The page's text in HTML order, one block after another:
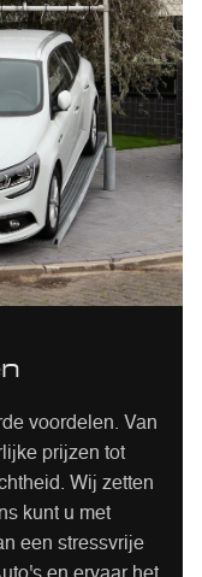
voordelen. Van
prijzen tot
Wij zetten
kunt u met
een stressvrije